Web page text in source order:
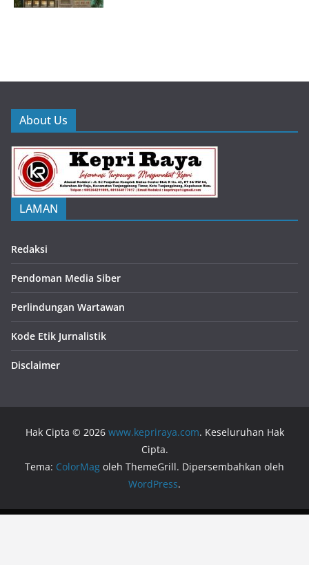
About Us
LAMAN
Redaksi
Pendoman Media Siber
Perlindungan Wartawan
Kode Etik Jurnalistik
Disclaimer
Hak Cipta © 2026 www.kepriraya.com. Keseluruhan Hak
Cipta.
Tema: ColorMag oleh ThemeGrill. Dipersembahkan oleh
WordPress.